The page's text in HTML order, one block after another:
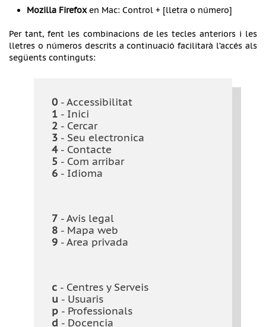
Mozilla Firefoxen Mac: Control + [lletra o número]
Per tant, fent les combinacions de les tecles anteriors i les
lletres o números descrits a continuació facilitarà l’accés als
següents continguts:
0- Accessibilitat
1- Inici
2- Cercar
3- Seu electronica
4- Contacte
5 - Com arribar
6- Idioma
7- Avis legal
8- Mapa web
9- Area privada
c- Centres y Serveis
u- Usuaris
p- Professionals
d - Docencia